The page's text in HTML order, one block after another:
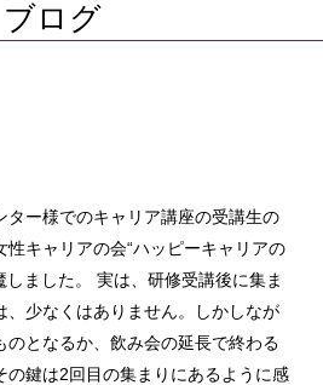
ブログ
ー様でのキャリア講座の受講生の
キャリアの会“ハッピーキャリアの
ました。 実は、研修受講後に集ま
、少なくはありません。しかしなが
のとなるか、飲み会の延長で終わる
の鍵は2回目の集まりにあるように感